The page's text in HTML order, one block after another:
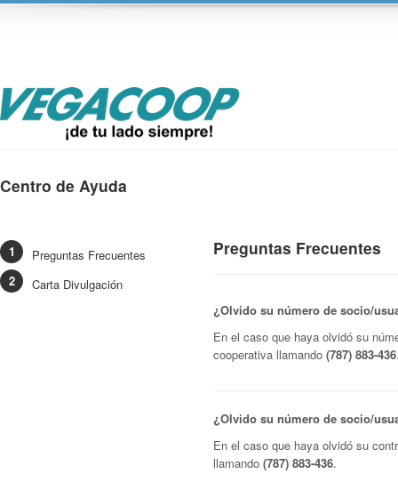
Centro de Ayuda
Preguntas Frecuentes
Carta Divulgación
Preguntas Frecuentes
¿Olvido su número de socio/
En el caso que haya olvidó su
cooperativa llamando (787) 883-436
¿Olvido su número de socio/
En el caso que haya olvidó su
llamando (787) 883-436.